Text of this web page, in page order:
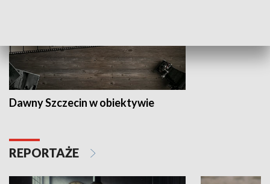
Dawny Szczecin w obiektywie
REPORTAŻE